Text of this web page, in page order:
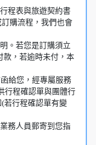
程表與旅遊契約書
購流程，我們也會
。若您是訂購須立
款，若逾時未付，本
給您，經專屬服務
行程確認單與團體行
若行程確認單有變
務人員郵寄到您指